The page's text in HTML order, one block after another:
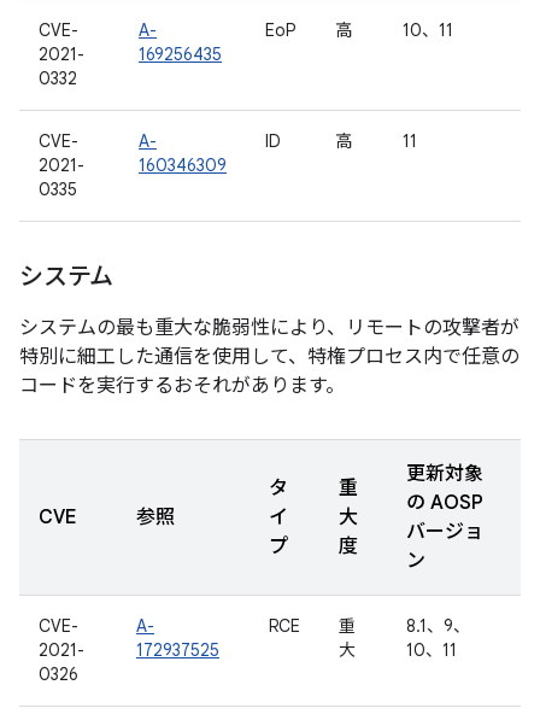
CVE-
2021-
0332
A-
169256435
EoP 高 10、11
CVE-
2021-
0335
A-
160346309
ID 高 11
システム
システムの最も重大な脆弱性により、リモートの攻撃者が
特別に細工した通信を使用して、特権プロセス内で任意の
コードを実行するおそれがあります。
CVE 参照
タ
イ
プ
重
大
度
更新対象
の AOSP
バージョ
ン
CVE-
2021-
0326
A-
172937525
RCE
重
大
8.1、9、
10、11